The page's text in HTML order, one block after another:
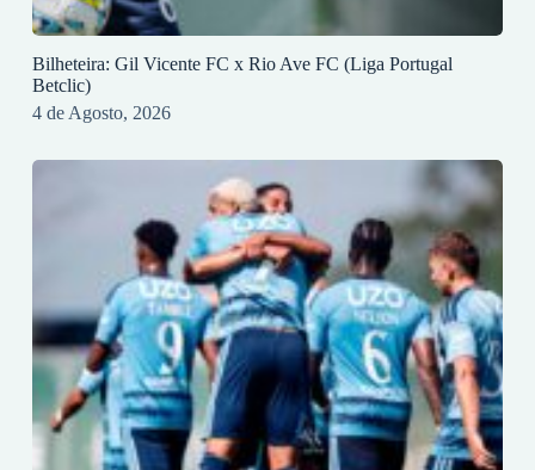
Bilheteira: Gil Vicente FC x Rio Ave FC (Liga Portugal
Betclic)
4 de Agosto, 2026